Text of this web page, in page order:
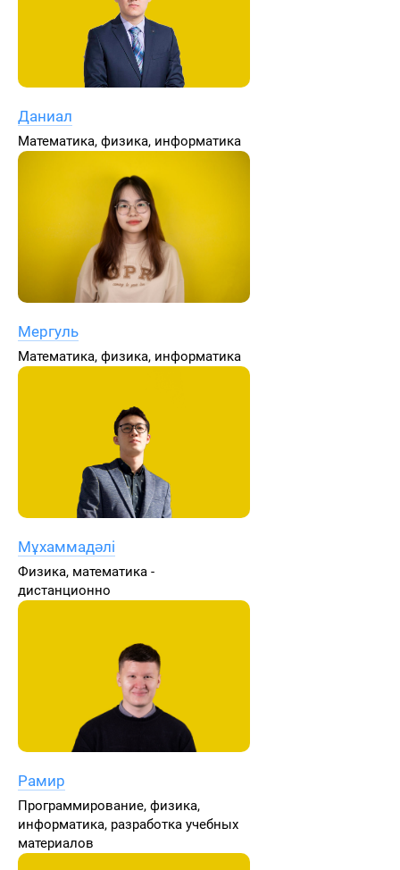
Даниал
Математика, физика, информатика
Мергуль
Математика, физика, информатика
Мұхаммадәлі
Физика, математика -
дистанционно
Рамир
Программирование, физика,
информатика, разработка учебных
материалов